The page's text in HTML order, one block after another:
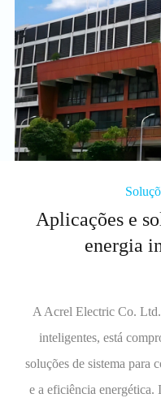
Aplicações e
energia
A Acrel Electric Co.
inteligentes, está
soluções de sistema para
e a eficiência energética.